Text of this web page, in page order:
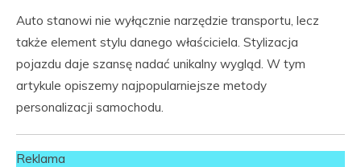
Auto stanowi nie wyłącznie narzędzie transportu, lecz
także element stylu danego właściciela. Stylizacja
pojazdu daje szansę nadać unikalny wygląd. W tym
artykule opiszemy najpopularniejsze metody
personalizacji samochodu.
Reklama